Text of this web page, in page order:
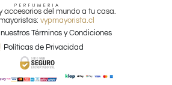
accesorios del mundo a tu casa.
vypmayorista.cl
Términos y Condiciones
Políticas de Privacidad